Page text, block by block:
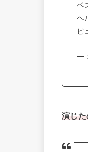
ベ
ヘ
ピ
—
演じた